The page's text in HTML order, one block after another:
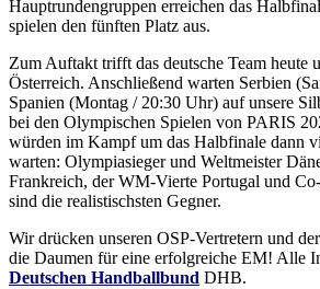
Hauptrundengruppen erreichen das
spielen den fünften Platz aus.
Zum Auftakt trifft das deutsche Team heute
Österreich. Anschließend warten Serbien
Spanien (Montag / 20:30 Uhr) auf unsere
bei den Olympischen Spielen von PARIS
würden im Kampf um das Halbfinale dann
warten: Olympiasieger und Weltmeister
Frankreich, der WM-Vierte Portugal und
sind die realistischsten Gegner.
Wir drücken unseren OSP-Vertretern und
die Daumen für eine erfolgreiche EM! Alle
Deutschen Handballbund DHB.